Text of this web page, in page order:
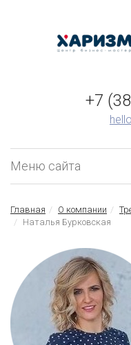
+7
Меню сайта
Главная О компании
Наталья Бурковская